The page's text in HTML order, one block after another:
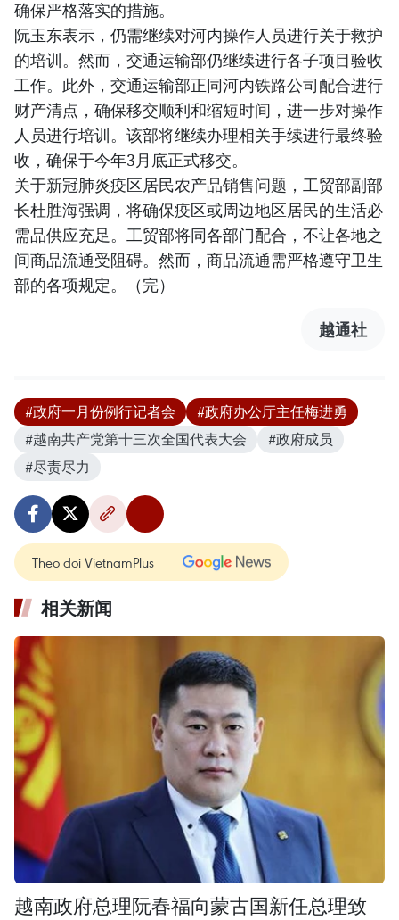
确保严格落实的措施。
阮玉东表示，仍需继续对河内操作人员进行关于救护
的培训。然而，交通运输部仍继续进行各子项目验收
工作。此外，交通运输部正同河内铁路公司配合进行
财产清点，确保移交顺利和缩短时间，进一步对操作
人员进行培训。该部将继续办理相关手续进行最终验
收，确保于今年3月底正式移交。
关于新冠肺炎疫区居民农产品销售问题，工贸部副部
长杜胜海强调，将确保疫区或周边地区居民的生活必
需品供应充足。工贸部将同各部门配合，不让各地之
间商品流通受阻碍。然而，商品流通需严格遵守卫生
部的各项规定。（完）
越通社
#政府一月份例行记者会
#政府办公厅主任梅进勇
#越南共产党第十三次全国代表大会
#政府成员
#尽责尽力
Theo dõi VietnamPlus
相关新闻
越南政府总理阮春福向蒙古国新任总理致